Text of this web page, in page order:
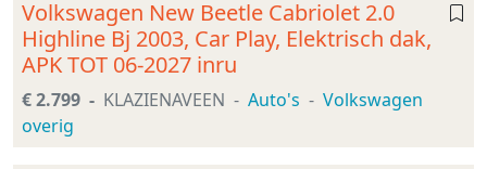
Volkswagen New Beetle Cabriolet 2.0
Highline Bj 2003, Car Play, Elektrisch dak,
APK TOT 06-2027 inru
€ 2.799 KLAZIENAVEEN Auto's
Volkswagen
overig